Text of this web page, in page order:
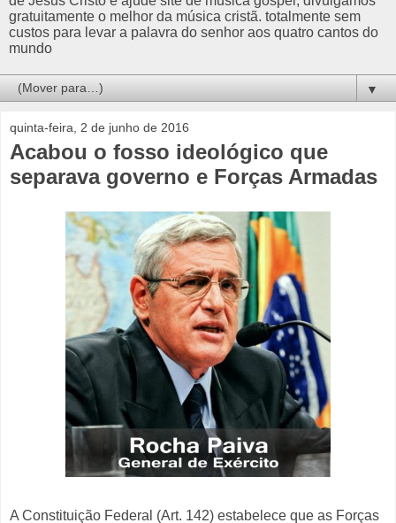
gratuitamente o melhor da música cristã. totalmente sem
custos para levar a palavra do senhor aos quatro cantos do
mundo
▼
quinta-feira, 2 de junho de 2016
Acabou o fosso ideológico que
separava governo e Forças Armadas
A Constituição Federal (Art. 142) estabelece que as Forças